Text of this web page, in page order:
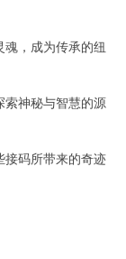
，成为传承的纽
神秘与智慧的源
码所带来的奇迹